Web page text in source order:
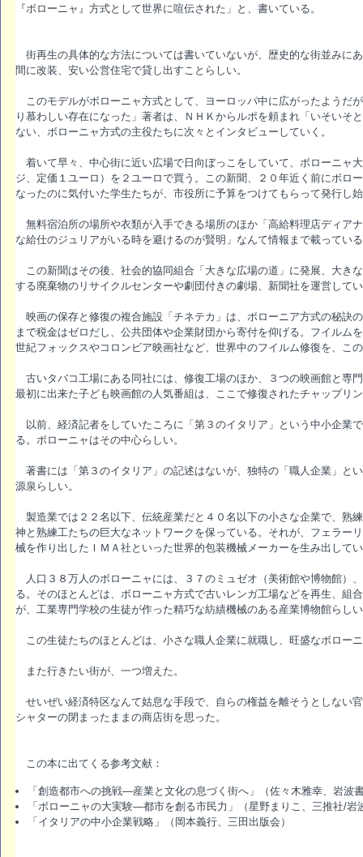
『ボローニャ』方式として世界に喧伝された」と、書いている。
街再生の具体的な方法については書いていないが、歴史的な街並みに
間に改装、安い公営住宅で貸し出すことらしい。
このモデルがボローニャ方式として、ヨーロッパ中に広がったようだ
り慕わしい存在になった」著者は、ＮＨＫからルポを頼まれ「いそいそ
ない、ボローニャ方式の主役たちに次々とインタビューしていく。
着いて早々、中心街に近い広場で日向ぼっこをしていて、ボローニャ
ジ、定価１ユーロ）を２ユーロで買う。この新聞、２０年近く前にボロ
なったのに気付いた学生たちが、市役所に予算をつけてもらって発行し
無料宿泊所の場所や衣類が入手できる場所のほか「高給料理店ディア
な給仕のジュリアがいる時を避けるのが賢明」なんて情報まで載ってい
この新聞はその後、社会的協同組合「大きな広場の道」に発展、大き
する廃棄物のリサイクルセンターや劇団付きの劇場、新聞社を運営して
映画の保存と修復の複合施設「チネテカ」は、ボローニア方式の秘訣
まで税金はゼロだし、公共団体や企業財団から寄付を仰げる。フイルム
世紀フォックスやコロンビア映画社など、世界中のフイルム修復を、こ
古いタバコ工場にある同社には、修復工場のほか、３つの映画館と専
最初に出来た子ども映画館の人気番組は、ここで修復されたチャップリ
以前、経済記者をしていたころに「第３のイタリア」という中小企業
る。ボローニャはその中心らしい。
著書には「第３のイタリア」の記述はないが、独特の「職人企業」と
源泉らしい。
製造業では２２名以下、伝統産業だと４０名以下の小さな企業で、熟
神と熟練工たちの巨大なネットワークを保っている。それが、フェラー
械を作り出したＩＭＡ社といった世界的包装機械メーカーを生み出して
人口３８万人のボローニャには、３７のミュゼオ（美術館や博物館）
る。そのほとんどは、ボローニャ方式で古いレンガ工場などを再生、組
が、工業専門学校の生徒が作った精巧な紡績機械のある産業博物館らし
この生徒たちのほとんどは、小さな職人企業に就職し、旺盛なボロー
また行きたい街が、一つ増えた。
せいぜい経済特区なんて姑息な手段で、自らの権益を離そうとしない
シャターの閉まったままの商店街を思った。
この本に出てくる参考文献：
「創造都市への挑戦―産業と文化の息づく街へ」（佐々木雅幸、岩波
「ボローニャの大実験―都市を創る市民力」（星野まりこ、三推社/岩
「イタリアの中小企業戦略」（岡本義行、三田出版会）